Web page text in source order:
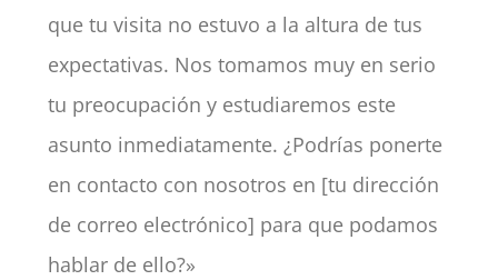
que tu visita no estuvo a la altura de tus
expectativas. Nos tomamos muy en serio
tu preocupación y estudiaremos este
asunto inmediatamente. ¿Podrías ponerte
en contacto con nosotros en [tu dirección
de correo electrónico] para que podamos
hablar de ello?»